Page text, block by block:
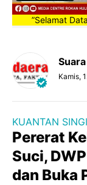
”Selamat
Kamis,
KUANTAN
Pererat
Suci,
dan Buka